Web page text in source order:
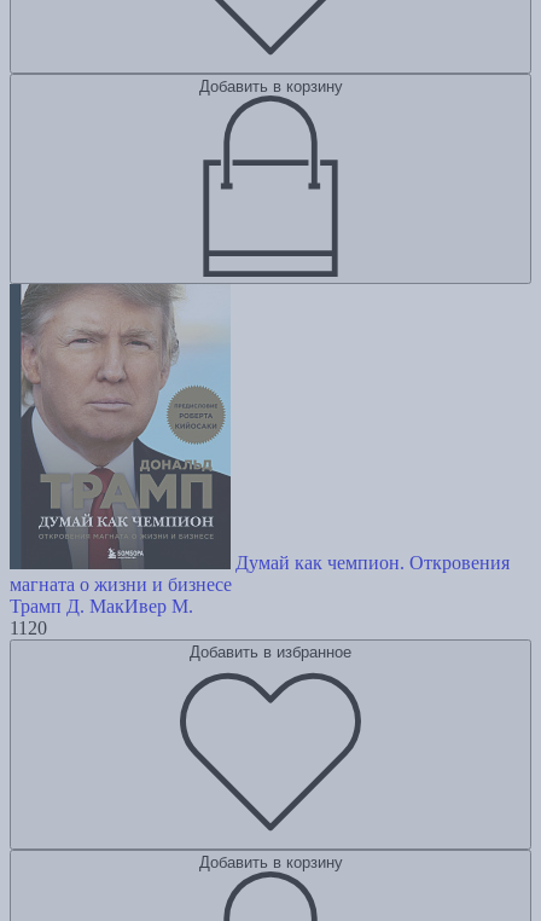
Добавить в корзину
Думай как чемпион. Откровения
магната о жизни и бизнесе
Трамп Д. МакИвер М.
1120
Добавить в избранное
Добавить в корзину